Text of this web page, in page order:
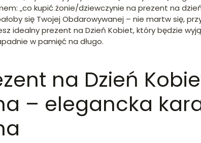
„co kupić żonie/dziewczynie na prezent na
się Twojej Obdarowywanej – nie martw się,
idealny prezent na Dzień Kobiet, który będzie
w pamięć na długo.
na Dzień
– elegancka